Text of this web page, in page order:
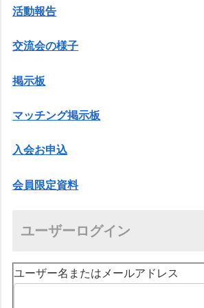
活動報告
交流会の様子
掲示板
マッチング掲示板
入会お申込
会員限定資料
ユーザーログイン
ユーザー名またはメールアドレス